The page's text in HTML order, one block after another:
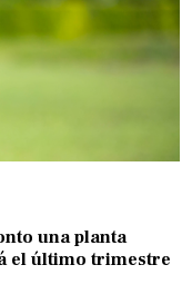
una planta
el último trimestre